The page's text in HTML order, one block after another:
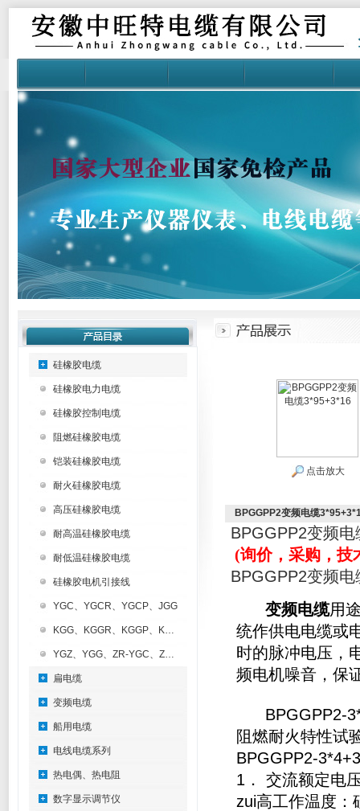
硅橡胶电缆
硅橡胶电力电缆
硅橡胶控制电缆
阻燃硅橡胶电缆
铠装硅橡胶电缆
耐火硅橡胶电缆
高压硅橡胶电缆
耐高温硅橡胶电缆
耐低温硅橡胶电缆
硅橡胶电机引接线
YGC、YGCR、YGCP、JGG
KGG、KGGR、KGGP、KGGRP
YGZ、YGG、ZR-YGC、ZR-KGG
扁电缆
变频电缆
船用电缆
电线电缆系列
热电偶、热电阻
数字显示调节仪
点击放大
BPGGPP2变频电缆
BPGGPP2变频
(询价，采购，技
BPGGPP2变频
变频电缆用
统作供电电缆或
时的脉冲电压，
频电机噪音，保
BPGGPP2-
阻燃耐火特性试
BPGGPP2-
1． 交流额定电
zui高工作温度